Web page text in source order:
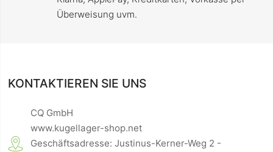
Überweisung uvm.
KONTAKTIEREN SIE UNS
CQ GmbH
www.kugellager-shop.net
Geschäftsadresse: Justinus-Kerner-Weg 2 -